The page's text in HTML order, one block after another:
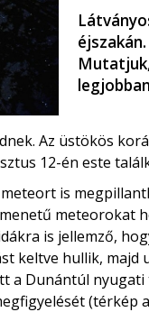
Az üstökös
12-én este
is
meteorokat
is jellemző,
keltve hullik, majd
a Dunántúl